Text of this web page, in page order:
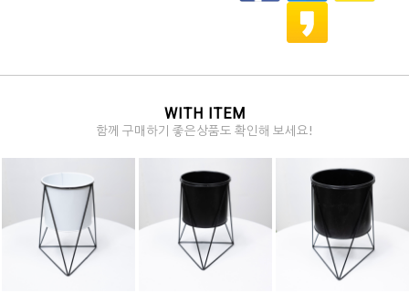
WITH ITEM
함께 구매하기 좋은상품도 확인해 보세요!